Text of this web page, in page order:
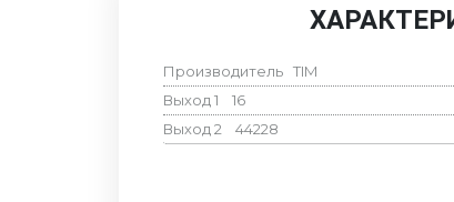
Производитель TIM
Выход 1
16
Выход 2
44228